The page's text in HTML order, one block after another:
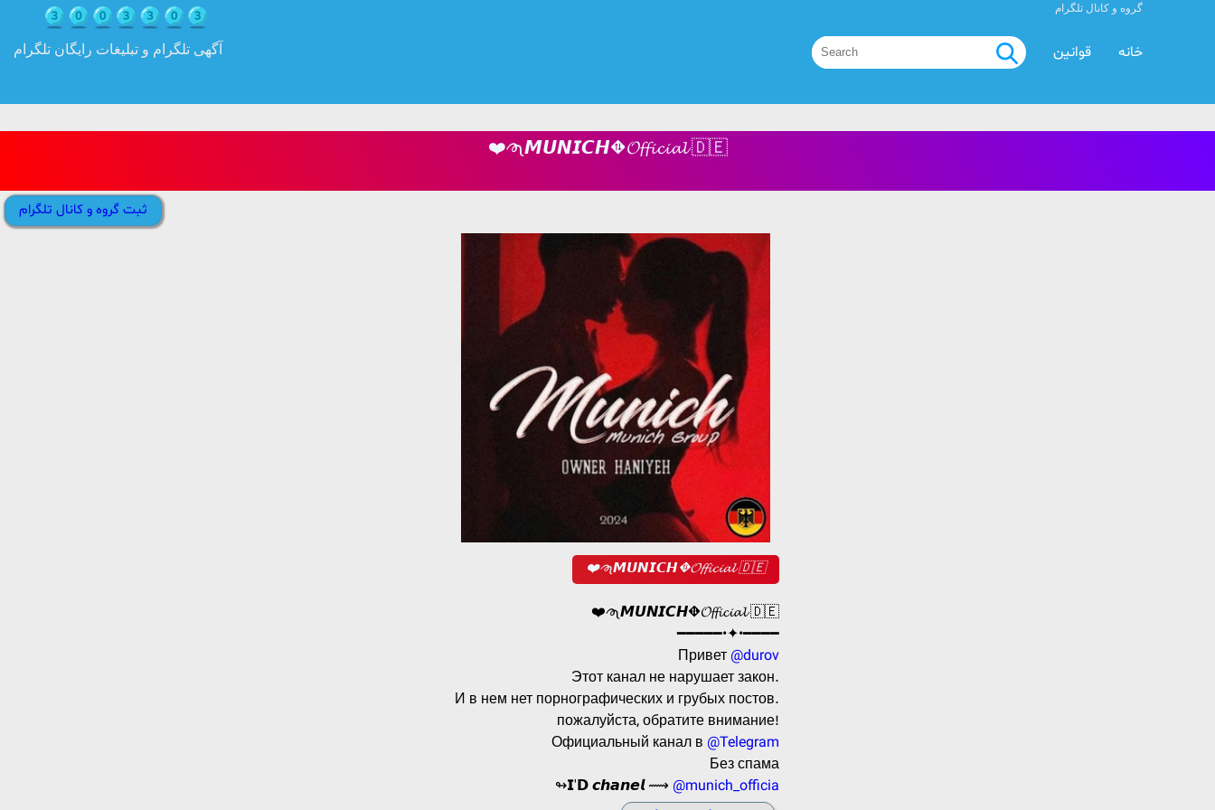
آگهی تلگرام و تبلیغات رایگان تلگرام
گروه و کانال تلگرام
قوانین خانه
❤️𑜷𝙈𝙐𝙉𝙄𝘾𝙃⛖𝓞𝓯𝓯𝓲𝓬𝓲𝓪𝓵 🇩🇪
ثبت گروه و کانال تلگرام
❤️𑜷𝙈𝙐𝙉𝙄𝘾𝙃⛖𝓞𝓯𝓯𝓲𝓬𝓲𝓪𝓵 🇩🇪
❤️𑜷𝙈𝙐𝙉𝙄𝘾𝙃⛖𝓞𝓯𝓯𝓲𝓬𝓲𝓪𝓵 🇩🇪
━━━━━•✦•━━━━
Привет @durov
Этот канал не нарушает закон.
И в нем нет порнографических и грубых постов.
пожалуйста, обратите внимание!
Официальный канал в @Telegram
Без спама
↬𝗜'𝗗 𝙘𝙝𝙖𝙣𝙚𝙡 ⟿ @munich_officia